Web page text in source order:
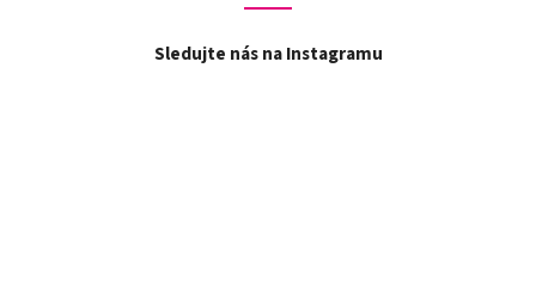
Sledujte nás na Instagramu